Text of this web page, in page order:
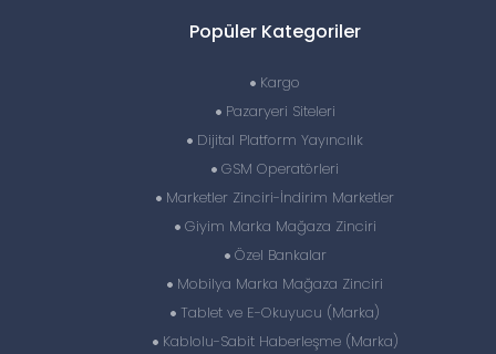
Popüler Kategoriler
Kargo
Pazaryeri Siteleri
Dijital Platform Yayıncılık
GSM Operatörleri
Marketler Zinciri-İndirim Marketler
Giyim Marka Mağaza Zinciri
Özel Bankalar
Mobilya Marka Mağaza Zinciri
Tablet ve E-Okuyucu (Marka)
Kablolu-Sabit Haberleşme (Marka)